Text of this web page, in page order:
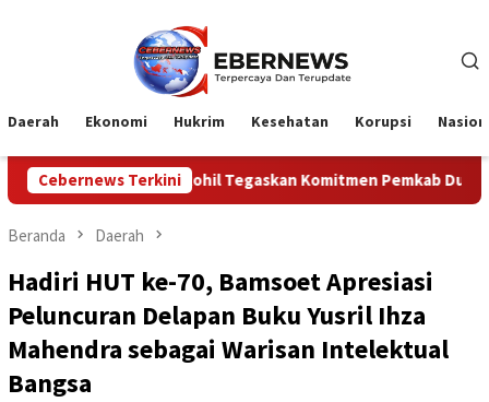
Daerah Ekonomi Hukrim Kesehatan Korupsi
Cebernews Terkini
Rohil Tegaskan Komitmen Pemkab Dukung Karnaval HUT
Beranda Daerah
Hadiri HUT ke-70, Bamsoet Apresiasi
Peluncuran Delapan Buku Yusril Ihza
Mahendra sebagai Warisan Intelektual
Bangsa